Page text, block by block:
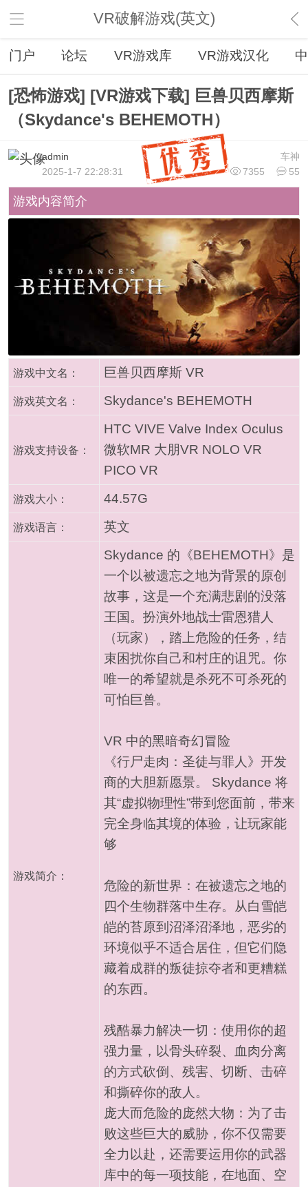
VR破解游戏(英文)
门户 论坛 VR游戏库 VR游戏汉化
[恐怖游戏] [VR游戏下载] 巨兽贝西摩斯
（Skydance's BEHEMOTH）
车神
admin
7355
55
2025-1-7 22:28:31
游戏内容简介
游戏中文名： 巨兽贝西摩斯 VR
游戏英文名： Skydance's BEHEMOTH
游戏支持设备：
HTC VIVE Valve Index Oculus
微软MR 大朋VR NOLO VR
PICO VR
游戏大小： 44.57G
游戏语言： 英文
游戏简介：
Skydance 的《BEHEMOTH》是
一个以被遗忘之地为背景的原创
故事，这是一个充满悲剧的没落
王国。扮演外地战士雷恩猎人
（玩家），踏上危险的任务，结
束困扰你自己和村庄的诅咒。你
唯一的希望就是杀死不可杀死的
可怕巨兽。
VR 中的黑暗奇幻冒险
《行尸走肉：圣徒与罪人》开发
商的大胆新愿景。 Skydance 将
其“虚拟物理性”带到您面前，带来
完全身临其境的体验，让玩家能
够
危险的新世界：在被遗忘之地的
四个生物群落中生存。从白雪皑
皑的苔原到沼泽沼泽地，恶劣的
环境似乎不适合居住，但它们隐
藏着成群的叛徒掠夺者和更糟糕
的东西。
残酷暴力解决一切：使用你的超
强力量，以骨头碎裂、血肉分离
的方式砍倒、残害、切断、击碎
和撕碎你的敌人。
庞大而危险的庞然大物：为了击
败这些巨大的威胁，你不仅需要
全力以赴，还需要运用你的武器
库中的每一项技能，在地面、空